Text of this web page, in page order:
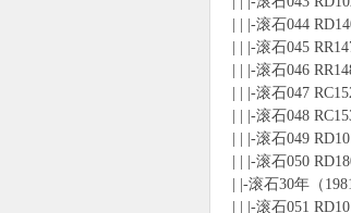
| | |-滚石044
| | |-滚石045
| | |-滚石046
| | |-滚石047
| | |-滚石048
| | |-滚石049
| | |-滚石050
| |-滚石30年（
| | |-滚石051